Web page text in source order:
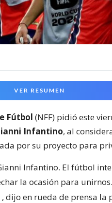
VER RESUMEN
Fútbol (NFF) pidió este
Infantino, al
por su proyecto para
Infantino. El fútbol
la ocasión para unirnos.
, dijo en rueda de prensa la